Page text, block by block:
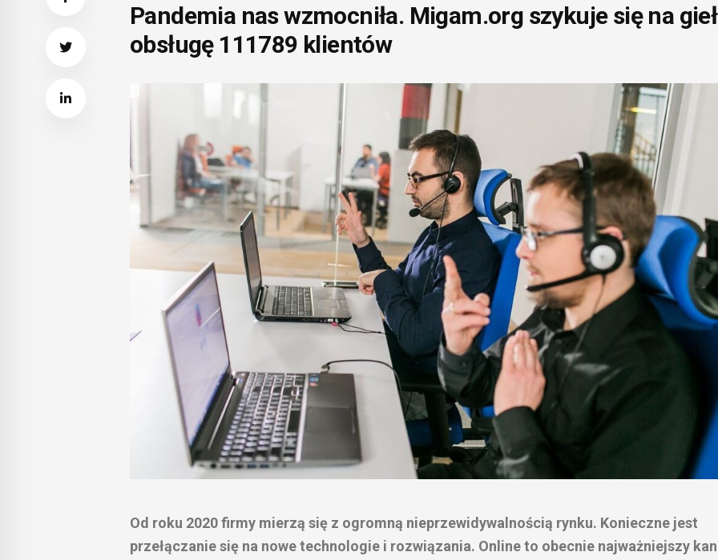
Pandemia nas wzmocniła. Migam.org szykuje się na
obsługę 111789 klientów
Od roku 2020 firmy mierzą się z ogromną nieprzewidywalnością rynku. Konieczne jest
przełączanie się na nowe technologie i rozwiązania. Online to obecnie najważniejszy